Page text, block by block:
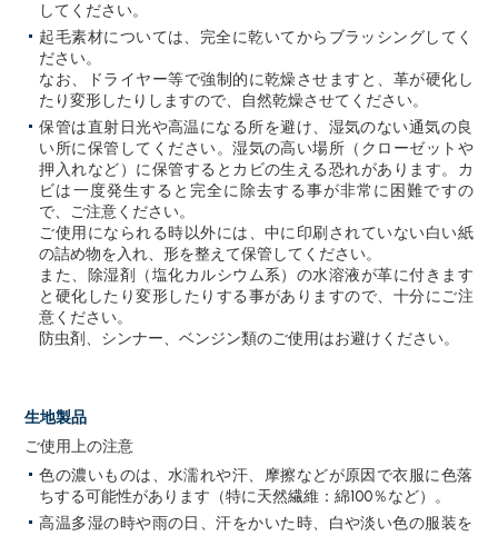
してください。
起毛素材については、完全に乾いてからブラッシングしてく
ださい。
なお、ドライヤー等で強制的に乾燥させますと、革が硬化し
たり変形したりしますので、自然乾燥させてください。
保管は直射日光や高温になる所を避け、湿気のない通気の良
い所に保管してください。湿気の高い場所（クローゼットや
押入れなど）に保管するとカビの生える恐れがあります。カ
ビは一度発生すると完全に除去する事が非常に困難ですの
で、ご注意ください。
ご使用になられる時以外には、中に印刷されていない白い紙
の詰め物を入れ、形を整えて保管してください。
また、除湿剤（塩化カルシウム系）の水溶液が革に付きます
と硬化したり変形したりする事がありますので、十分にご注
意ください。
防虫剤、シンナー、ベンジン類のご使用はお避けください。
生地製品
ご使用上の注意
色の濃いものは、水濡れや汗、摩擦などが原因で衣服に色落
ちする可能性があります（特に天然繊維：綿100％など）。
高温多湿の時や雨の日、汗をかいた時、白や淡い色の服装を